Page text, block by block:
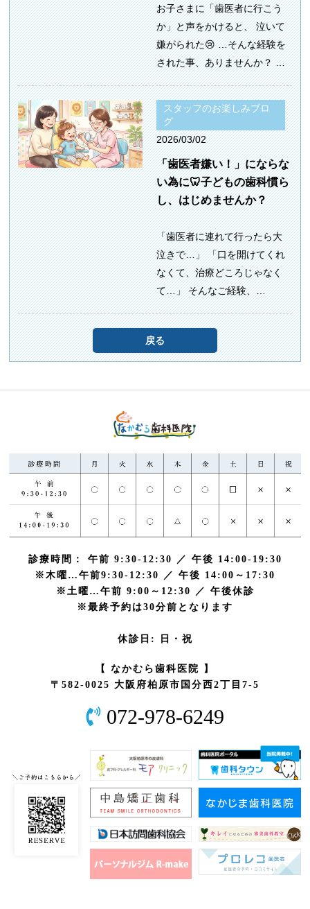
お子さまに「歯医者に行こう
か」と声をかけると、 泣いて
嫌がられた😢 …そんな経験を
された事、ありませんか？ …
スタッフのお楽しみブロ
グ
2026/03/02
「歯医者嫌い！」にならな
い為に🦷子どもの歯科慣ら
し、はじめませんか？
「歯医者に連れて行ったら大
泣きで…」 「口を開けてくれ
なくて、治療どころじゃなく
て…」 そんなご経験、…
戻る
診療時間： 午前 9:30-12:30 ／ 午後 14:00-19:30
※木曜…午前9:30-12:30 ／ 午後 14:00～17:30
※土曜…午前 9:00～12:30 ／ 午後休診
※最終予約は30分前となります
休診日: 日・祝
【 なかむら歯科医院 】
〒582-0025 大阪府柏原市国分西2丁目7-5
072-978-6249